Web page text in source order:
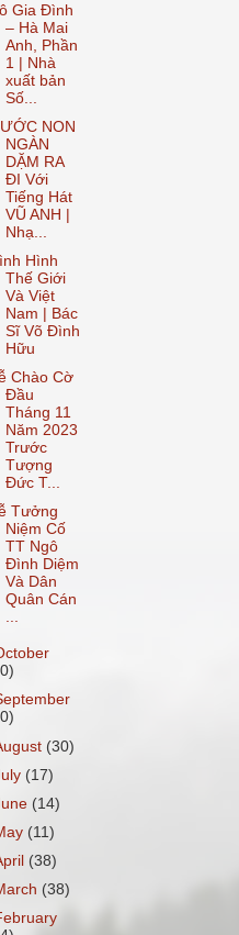
Gia Đình
– Hà Mai
Anh, Phần
1 | Nhà
xuất bản
Số...
NON
NGÀN
DẶM RA
ĐI Với
Tiếng Hát
VŨ ANH |
Nhạ...
Hình
Thế Giới
Và Việt
Nam | Bác
Sĩ Võ Đình
Hữu
Chào Cờ
Đầu
Tháng 11
Năm 2023
Trước
Tượng
Đức T...
Tưởng
Niệm Cố
TT Ngô
Đình Diệm
Và Dân
Quân Cán
...
(30)
(17)
(14)
(11)
(38)
(38)